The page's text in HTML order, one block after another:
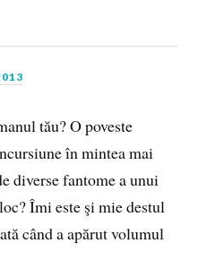
tău? O poveste
în mintea mai
diverse fantome a unui
Îmi este şi mie destul
când a apărut volumul